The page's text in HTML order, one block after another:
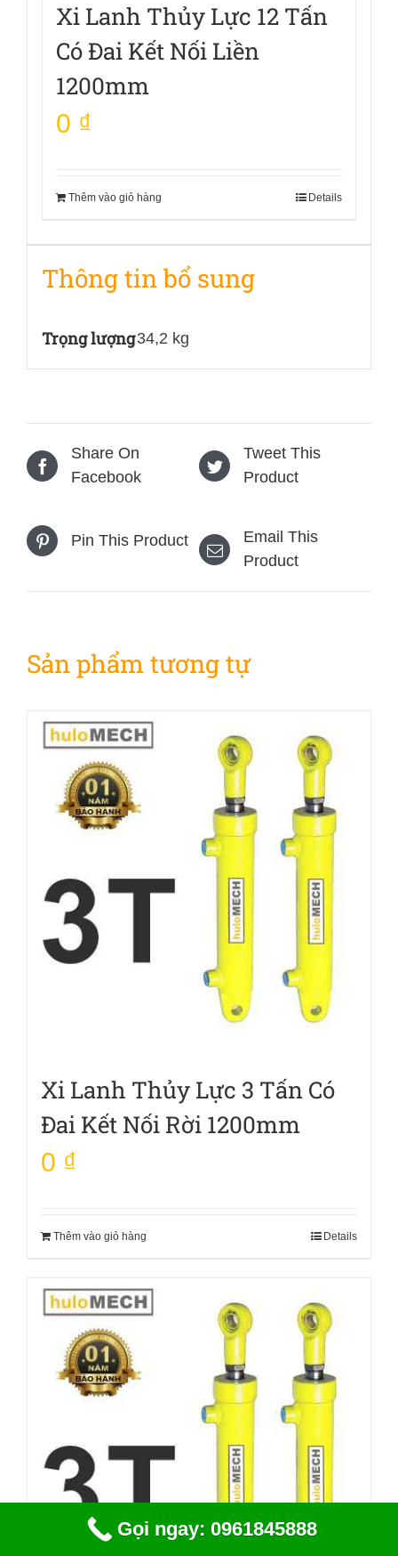
Xi Lanh Thủy Lực 12 Tấn
Có Đai Kết Nối Liền
1200mm
0 ₫
Thêm vào giỏ hàng Details
Thông tin bổ sung
Trọng lượng34,2 kg
Share On
Facebook
Tweet This
Product
Pin This Product
Email This
Product
Sản phẩm tương tự
Xi Lanh Thủy Lực 3 Tấn Có
Đai Kết Nối Rời 1200mm
0 ₫
Thêm vào giỏ hàng Details
Gọi ngay: 0961845888